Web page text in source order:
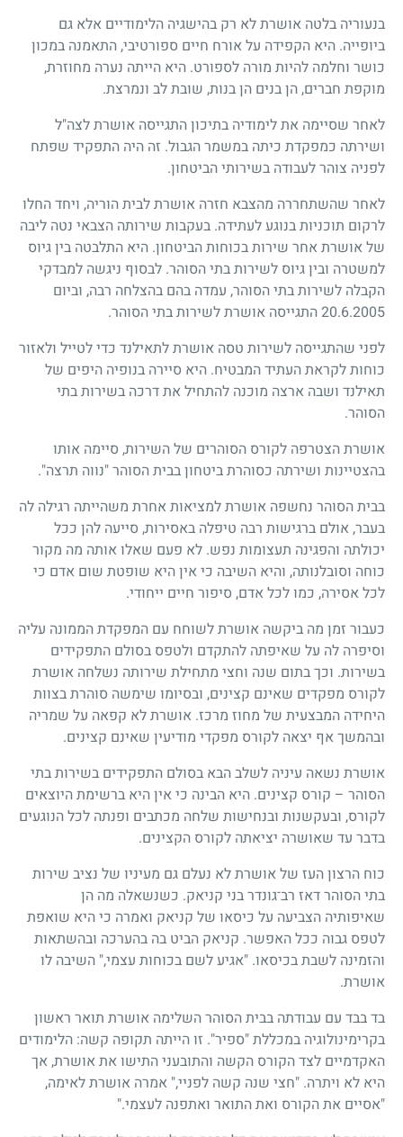
בנעוריה בלטה אושרת לא רק בהישגיה הלימודיים אלא גם
ביופייה. היא הקפידה על אורח חיים ספורטיבי, התאמנה במכון
כושר וחלמה להיות מורה לספורט. היא הייתה נערה מחוזרת,
מוקפת חברים, הן בנים הן בנות, שובת לב ונמרצת.
לאחר שסיימה את לימודיה בתיכון התגייסה אושרת לצה"ל
ושירתה כמפקדת כיתה במשמר הגבול. זה היה התפקיד שפתח
לפניה צוהר לעבודה בשירותי הביטחון.
לאחר שהשתחררה מהצבא חזרה אושרת לבית הוריה, ויחד החלו
לרקום תוכניות בנוגע לעתידה. בעקבות שירותה הצבאי נטה ליבה
של אושרת אחר שירות בכוחות הביטחון. היא התלבטה בין גיוס
למשטרה ובין גיוס לשירות בתי הסוהר. לבסוף ניגשה למבדקי
הקבלה לשירות בתי הסוהר, עמדה בהם בהצלחה רבה, וביום
20.6.2005 התגייסה אושרת לשירות בתי הסוהר.
לפני שהתגייסה לשירות טסה אושרת לתאילנד כדי לטייל ולאזור
כוחות לקראת העתיד המבטיח. היא סיירה בנופיה היפים של
תאילנד ושבה ארצה מוכנה להתחיל את דרכה בשירות בתי
הסוהר.
אושרת הצטרפה לקורס הסוהרים של השירות, סיימה אותו
בהצטיינות ושירתה כסוהרת ביטחון בבית הסוהר "נווה תרצה".
בבית הסוהר נחשפה אושרת למציאות אחרת משהייתה רגילה לה
בעבר, אולם ברגישות רבה טיפלה באסירות, סייעה להן ככל
יכולתה והפגינה תעצומות נפש. לא פעם שאלו אותה מה מקור
כוחה וסובלנותה, והיא השיבה כי אין היא שופטת שום אדם כי
לכל אסירה, כמו לכל אדם, סיפור חיים ייחודי.
כעבור זמן מה ביקשה אושרת לשוחח עם המפקדת הממונה עליה
וסיפרה לה על שאיפתה להתקדם ולטפס בסולם התפקידים
בשירות. וכך בתום שנה וחצי מתחילת שירותה נשלחה אושרת
לקורס מפקדים שאינם קצינים, ובסיומו שימשה סוהרת בצוות
היחידה המבצעית של מחוז מרכז. אושרת לא קפאה על שמריה
ובהמשך אף יצאה לקורס מפקדי מודיעין שאינם קצינים.
אושרת נשאה עיניה לשלב הבא בסולם התפקידים בשירות בתי
הסוהר – קורס קצינים. היא הבינה כי אין היא ברשימת היוצאים
לקורס, ובעקשנות ובנחישות שלחה מכתבים ופנתה לכל הנוגעים
בדבר עד שאושרה יציאתה לקורס הקצינים.
כוח הרצון העז של אושרת לא נעלם גם מעיניו של נציב שירות
בתי הסוהר דאז רב־גונדר בני קניאק. כשנשאלה מה הן
שאיפותיה הצביעה על כיסאו של קניאק ואמרה כי היא שואפת
לטפס גבוה ככל האפשר. קניאק הביט בה בהערכה ובהשתאות
והזמינה לשבת בכיסאו. "אגיע לשם בכוחות עצמי," השיבה לו
אושרת.
בד בבד עם עבודתה בבית הסוהר השלימה אושרת תואר ראשון
בקרימינולוגיה במכללת "ספיר". זו הייתה תקופה קשה: הלימודים
האקדמיים לצד הקורס הקשה והתובעני התישו את אושרת, אך
היא לא ויתרה. "חצי שנה קשה לפניי," אמרה אושרת לאימה,
"אסיים את הקורס ואת התואר ואתפנה לעצמי."